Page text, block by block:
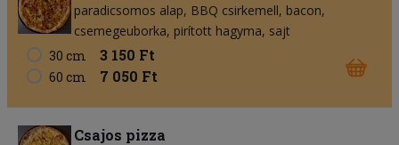
paradicsomos alap BBQ csirkemell bacon
csemegeuborka pirított hagyma sajt
30 cm
3 150 Ft
60 cm 7 050 Ft
Csajos pizza